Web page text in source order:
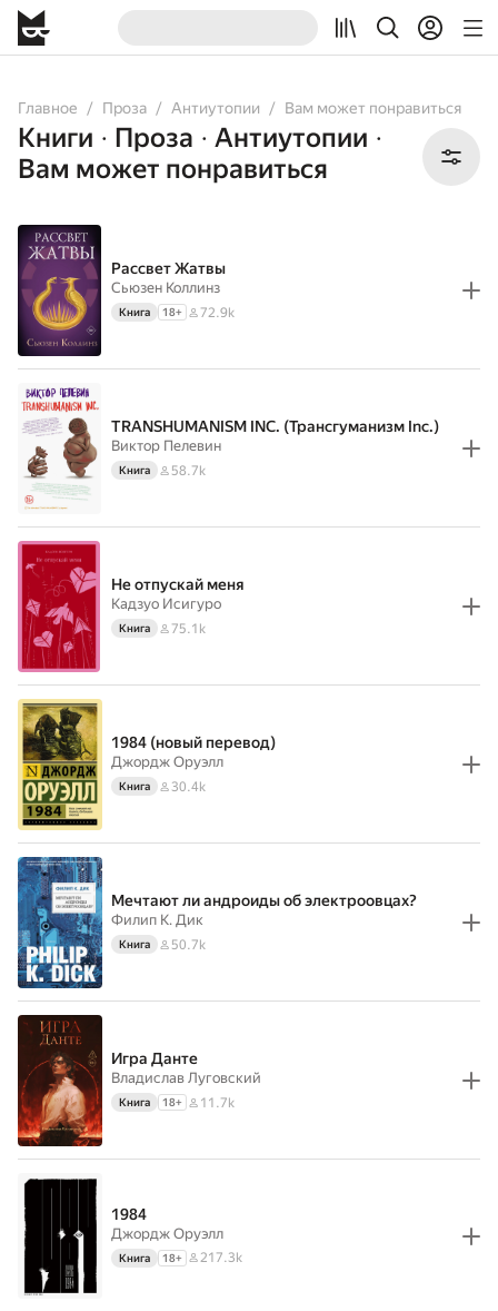
Главное Проза Антиутопии Вам может понравиться
AllBooks AudiobooksComicbooks
Книги • Проза • Антиутопии •
Вам может понравиться
Рассвет Жатвы
Сьюзен Коллинз
Книга 18+ 72.9k
TRANSHUMANISM INC. (Трансгуманизм Inc.)
Виктор Пелевин
Книга 58.7k
Не отпускай меня
Кадзуо Исигуро
Книга 75.1k
1984 (новый перевод)
Джордж Оруэлл
Книга 30.4k
Мечтают ли андроиды об электроовцах?
Филип К. Дик
Книга 50.7k
Игра Данте
Владислав Луговский
Книга 18+ 11.7k
1984
Джордж Оруэлл
Книга 18+ 217.3k